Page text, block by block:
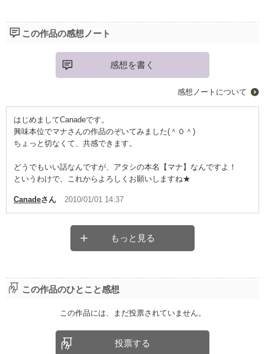
この作品の感想ノート
感想を書く
感想ノートについて
はじめましてCanadeです。
興味本位でマナさんの作品のぞいてみました(＾０＾)
ちょっと切なくて、共感できます。
どうでもいい話なんですが、アタシの本名【マナ】なんですよ！
というわけで、これからよろしくお願いしますね★
Canadeさん 2010/01/01 14:37
もっと見る
この作品のひとこと感想
この作品には、まだ投票されていません。
投票する